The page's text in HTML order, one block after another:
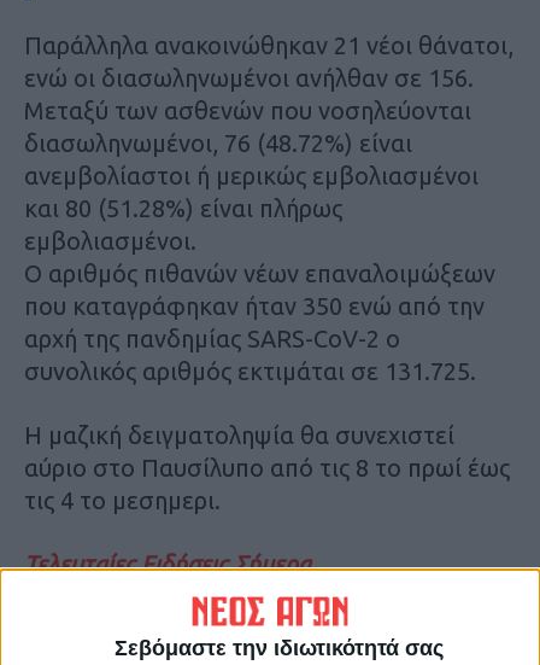
Σεβόμαστε την ιδιωτικότητά σας
Παράλληλα ανακοινώθηκαν 21 νέοι θάνατοι,
ενώ οι διασωληνωμένοι ανήλθαν σε 156.
Μεταξύ των ασθενών που νοσηλεύονται
διασωληνωμένοι, 76 (48.72%) είναι
ανεμβολίαστοι ή μερικώς εμβολιασμένοι
και 80 (51.28%) είναι πλήρως
εμβολιασμένοι.
Ο αριθμός πιθανών νέων επαναλοιμώξεων
που καταγράφηκαν ήταν 350 ενώ από την
αρχή της πανδημίας SARS-CoV-2 ο
συνολικός αριθμός εκτιμάται σε 131.725.
Η μαζική δειγματοληψία θα συνεχιστεί
αύριο στο Παυσίλυπο από τις 8 το πρωί έως
τις 4 το μεσημερι.
Τελευταίες Ειδήσεις Σήμερα
Ακολούθησε την εφημερίδα ΝΕΟΣ